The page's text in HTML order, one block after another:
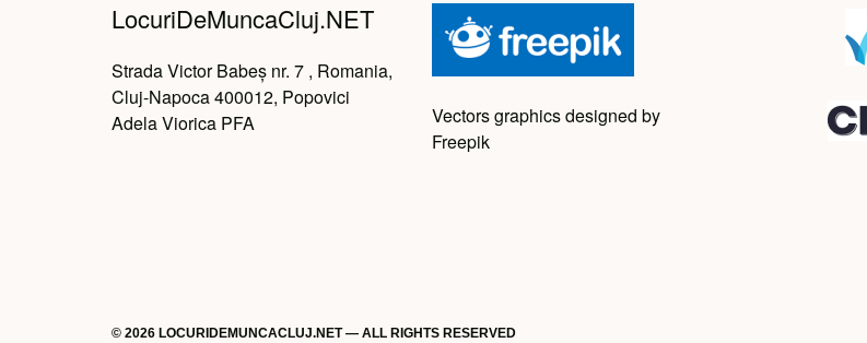
LocuriDeMuncaCluj.NET
Strada Victor Babeș nr. 7 , Romania,
Cluj-Napoca 400012, Popovici
Adela Viorica PFA
Vectors graphics designed by
Freepik
© 2026 LOCURIDEMUNCACLUJ.NET — ALL RIGHTS RESERVED